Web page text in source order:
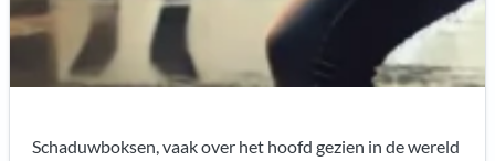
Schaduwboksen, vaak over het hoofd gezien in de wereld